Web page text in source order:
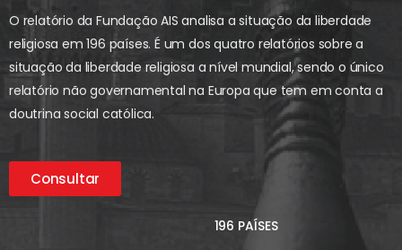
O relatório da Fundação AIS analisa a situação da liberdade
religiosa em 196 países. É um dos quatro relatórios sobre a
situação da liberdade religiosa a nível mundial, sendo o único
relatório não governamental na Europa que tem em conta a
doutrina social católica.
Consultar
196 PAÍSES